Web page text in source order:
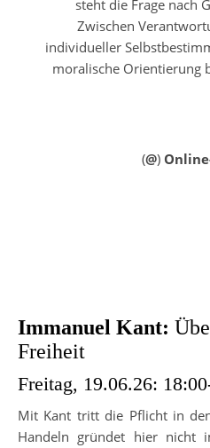
steht die Frage nach
Zwischen
individueller
moralische Orientierung
(@)
Immanuel Kant:
Freiheit
Freitag, 19.06.26:
Mit Kant tritt die Pflicht in
Handeln gründet hier nicht